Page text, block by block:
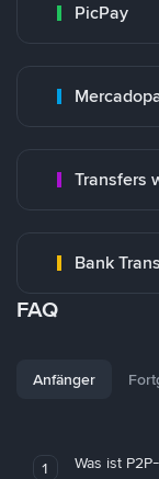
PicPay
Transfers
Bank
FAQ
Anfänger
1 Was ist